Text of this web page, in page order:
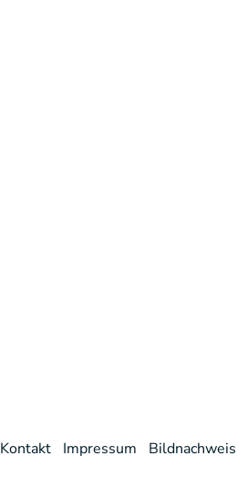
Kontakt/ Impressum Bildnachweis